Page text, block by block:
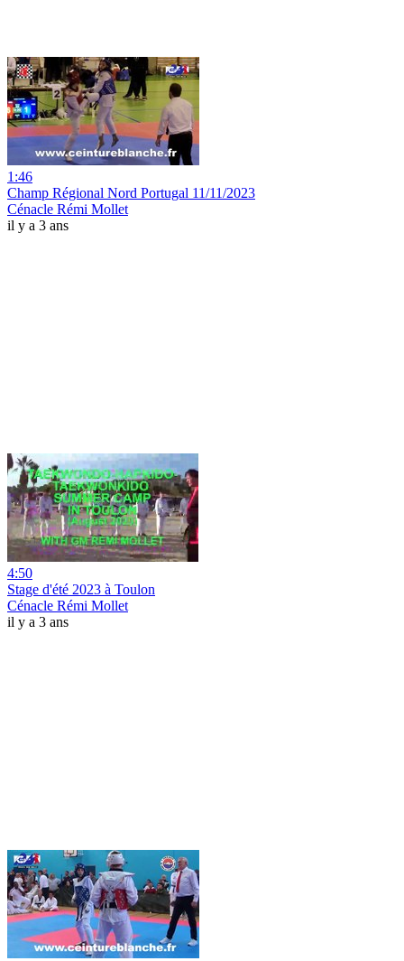
1:46
Champ Régional Nord Portugal 11/11/2023
Cénacle Rémi Mollet
il y a 3 ans
4:50
Stage d'été 2023 à Toulon
Cénacle Rémi Mollet
il y a 3 ans